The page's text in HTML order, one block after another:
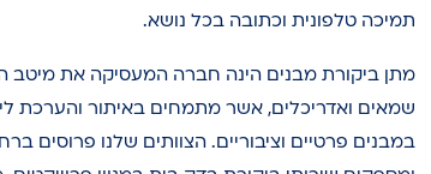
תמיכה טלפונית וכתובה בכל נושא.
מתן ביקורת מבנים הינה חברה המעסיקה את מיטב
שמאים ואדריכלים, אשר מתמחים באיתור והערכת
במבנים פרטיים וציבוריים. הצוותים שלנו פרוסים